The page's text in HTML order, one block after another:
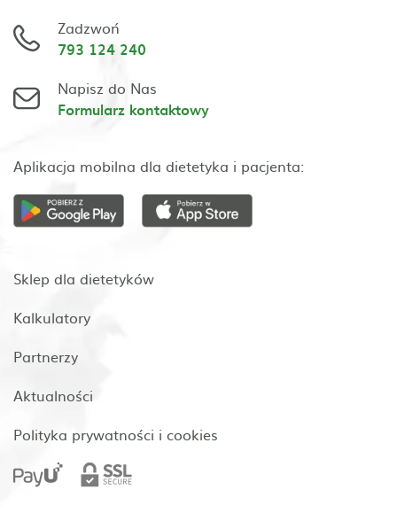
Zadzwoń
793 124 240
Napisz do Nas
Formularz kontaktowy
Aplikacja mobilna dla dietetyka i pacjenta:
Sklep dla dietetyków
Kalkulatory
Partnerzy
Aktualności
Polityka prywatności i cookies